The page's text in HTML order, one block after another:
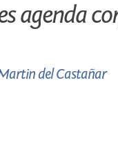
agenda
del Castañar